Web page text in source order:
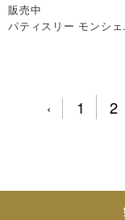
販売中
パティスリー モンシ
‹ 1 2